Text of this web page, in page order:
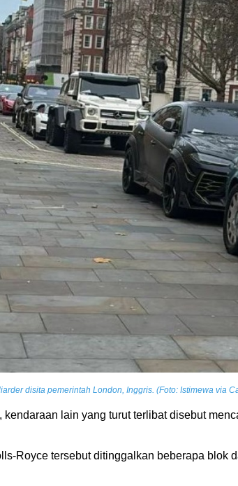
disita pemerintah London, Inggris. (Foto: Istimewa via
kendaraan lain yang turut terlibat disebut
Royce tersebut ditinggalkan beberapa blok